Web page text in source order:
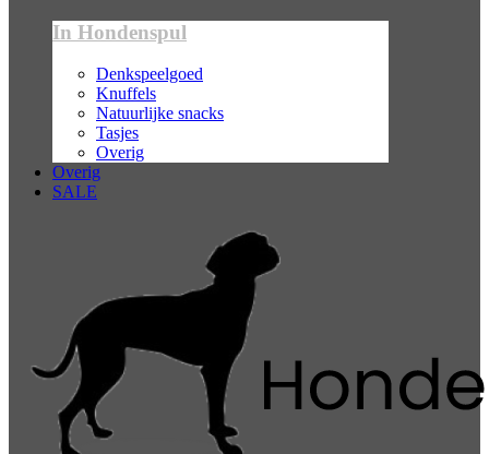
In Hondenspul
Denkspeelgoed
Knuffels
Natuurlijke snacks
Tasjes
Overig
Overig
SALE